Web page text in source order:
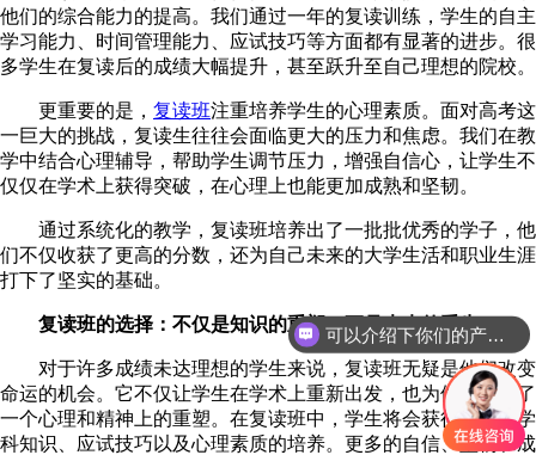
他们的综合能力的提高。我们通过一年的复读训练，学生的自主
学习能力、时间管理能力、应试技巧等方面都有显著的进步。很
多学生在复读后的成绩大幅提升，甚至跃升至自己理想的院校。
更重要的是， 复读班注重培养学生的心理素质。面对高考这
一巨大的挑战，复读生往往会面临更大的压力和焦虑。我们在教
学中结合心理辅导，帮助学生调节压力，增强自信心，让学生不
仅仅在学术上获得突破，在心理上也能更加成熟和坚韧。
通过系统化的教学，复读班培养出了一批批优秀的学子，他
们不仅收获了更高的分数，还为自己未来的大学生活和职业生涯
打下了坚实的基础。
复读班的选择：不仅是知识的重塑，更是未来的重生
对于许多成绩未达理想的学生来说，复读班无疑是他们改变
命运的机会。它不仅让学生在学术上重新出发，也为他们提供了
一个心理和精神上的重塑。在复读班中，学生将会获得更多的学
科知识、应试技巧以及心理素质的培养。更多的自信、坚韧和成
可以介绍下你们的产品么